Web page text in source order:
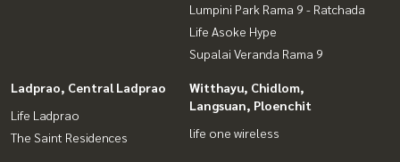
Lumpini Park Rama 9 - Ratchada
Life Asoke Hype
Supalai Veranda Rama 9
Ladprao, Central Ladprao
Life Ladprao
The Saint Residences
Witthayu, Chidlom,
Langsuan, Ploenchit
life one wireless